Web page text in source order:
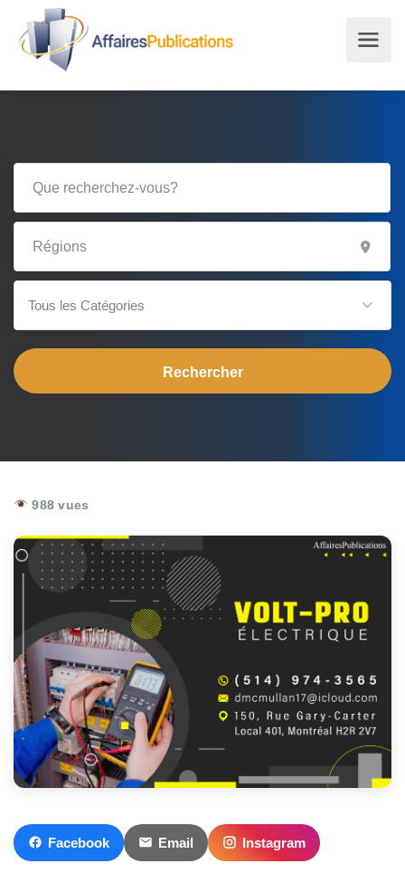
Tous les Catégories
988 vues
Facebook Email Instagram